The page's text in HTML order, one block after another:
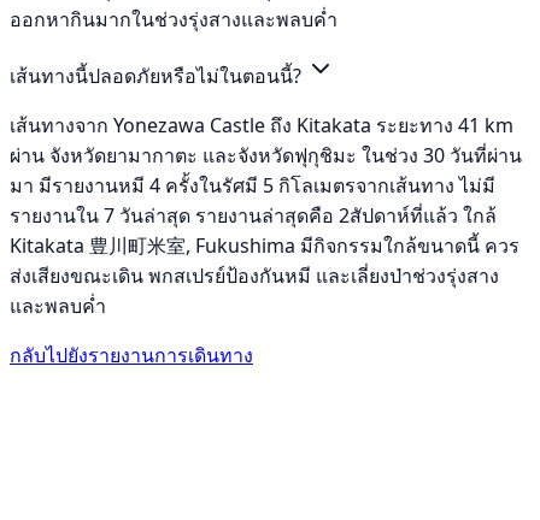
ออกหากินมากในช่วงรุ่งสางและพลบค่ำ
เส้นทางนี้ปลอดภัยหรือไม่ในตอนนี้?
เส้นทางจาก Yonezawa Castle ถึง Kitakata ระยะทาง 41 km
ผ่าน จังหวัดยามากาตะ และจังหวัดฟุกุชิมะ ในช่วง 30 วันที่ผ่าน
มา มีรายงานหมี 4 ครั้งในรัศมี 5 กิโลเมตรจากเส้นทาง ไม่มี
รายงานใน 7 วันล่าสุด รายงานล่าสุดคือ 2สัปดาห์ที่แล้ว ใกล้
Kitakata 豊川町米室, Fukushima มีกิจกรรมใกล้ขนาดนี้ ควร
ส่งเสียงขณะเดิน พกสเปรย์ป้องกันหมี และเลี่ยงป่าช่วงรุ่งสาง
และพลบค่ำ
กลับไปยังรายงานการเดินทาง